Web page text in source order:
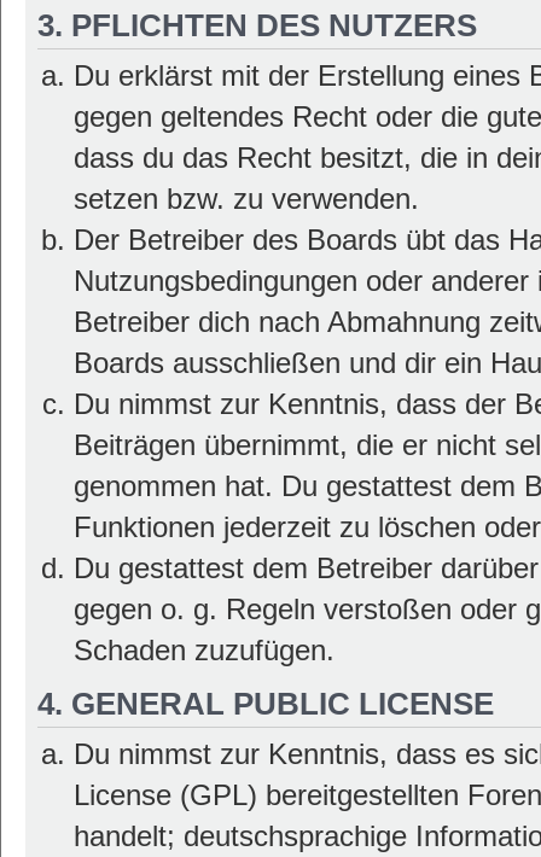
3. PFLICHTEN DES NUTZERS
Du erklärst mit der Erstellung eines
gegen geltendes Recht oder die
dass du das Recht besitzt, die in
setzen bzw. zu verwenden.
Der Betreiber des Boards übt das
Nutzungsbedingungen oder
Betreiber dich nach Abmahnung
Boards ausschließen und dir ein
Du nimmst zur Kenntnis, dass der
Beiträgen übernimmt, die er nicht
genommen hat. Du gestattest dem
Funktionen jederzeit zu löschen
Du gestattest dem Betreiber
gegen o. g. Regeln verstoßen oder
Schaden zuzufügen.
4. GENERAL PUBLIC LICENSE
Du nimmst zur Kenntnis, dass es
License (GPL) bereitgestellten
handelt; deutschsprachige